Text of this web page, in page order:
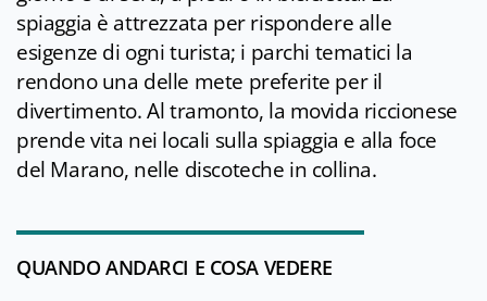
spiaggia è attrezzata per rispondere alle
esigenze di ogni turista; i parchi tematici la
rendono una delle mete preferite per il
divertimento. Al tramonto, la movida riccionese
prende vita nei locali sulla spiaggia e alla foce
del Marano, nelle discoteche in collina.
QUANDO ANDARCI E COSA VEDERE